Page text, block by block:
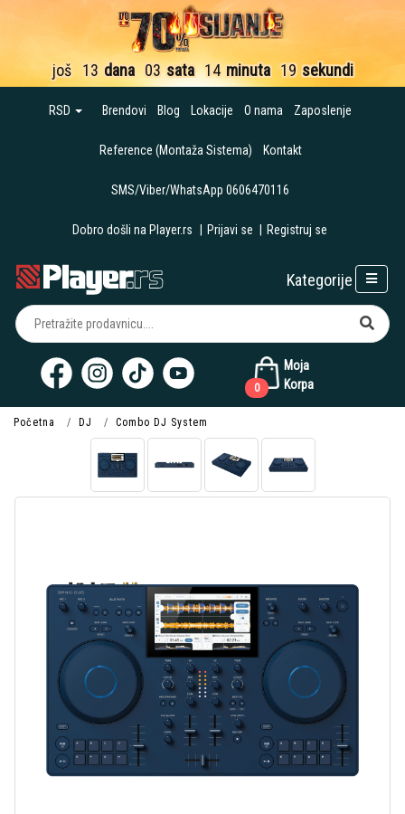
još 13 dana 03 sata 14 minuta 18 sekundi
RSD Brendovi Blog Lokacije O nama Zaposlenje
Reference (Montaža Sistema) Kontakt
SMS/Viber/WhatsApp 0606470116
Dobro došli na Player.rs Prijavi se Registruj se
Moja
Korpa
0
Kategorije
Početna DJ Combo DJ System